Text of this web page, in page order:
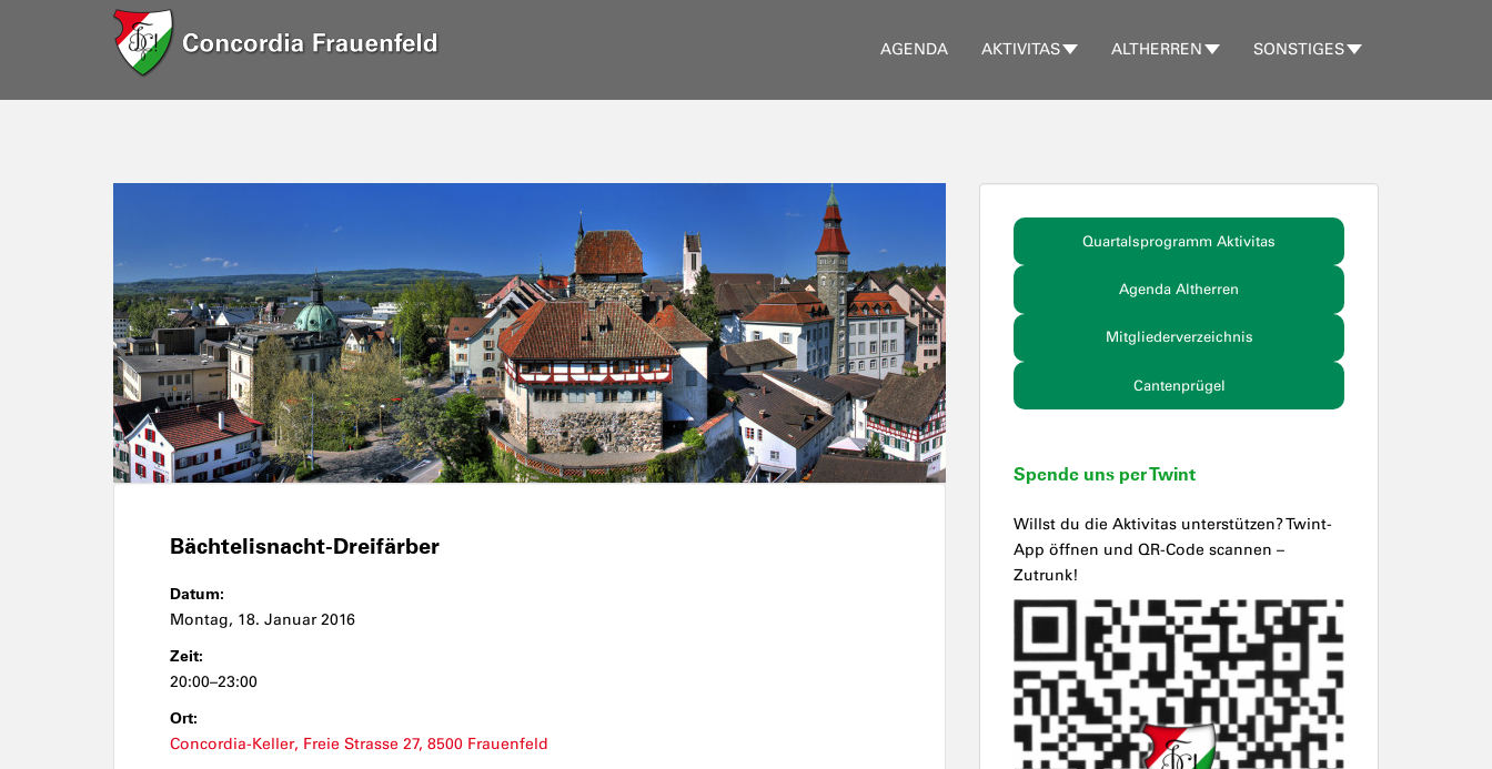
AGENDA AKTIVITAS ALTHERREN SONSTIGES
Bächtelisnacht-Dreifärber
Datum:
Montag, 18. Januar 2016
Zeit:
20:00–23:00
Ort:
Concordia-Keller, Freie Strasse 27, 8500 Frauenfeld
Quartalsprogramm Aktivitas
Agenda Altherren
Mitgliederverzeichnis
Cantenprügel
Spende uns per Twint
Willst du die Aktivitas unterstützen? Twint-
App öffnen und QR-Code scannen –
Zutrunk!